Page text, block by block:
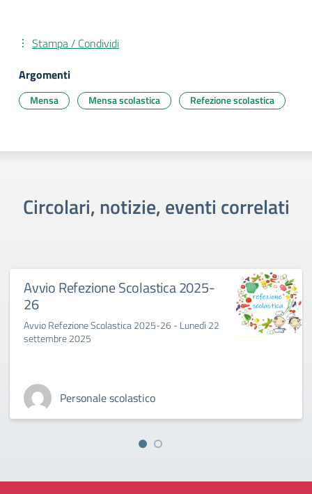
Stampa / Condividi
Argomenti
Mensa Mensa scolastica Refezione scolastica
Circolari, notizie, eventi correlati
Avvio Refezione Scolastica 2025-
26
Avvio Refezione Scolastica 2025-26 - Lunedì 22
settembre 2025
Personale scolastico